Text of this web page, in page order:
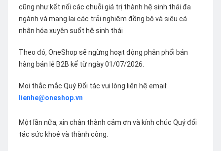
cũng như kết nối các chuỗi giá trị thành hệ sinh thái đa
ngành và mang lại các trải nghiệm đồng bộ và siêu cá
nhân hóa xuyên suốt hệ sinh thái
Theo đó, OneShop sẽ ngừng hoạt động phân phối bán
hàng bán lẻ B2B kể từ ngày 01/07/2026.
Mọi thắc mắc Quý Đối tác vui lòng liên hệ email:
lienhe@oneshop.vn
Một lần nữa, xin chân thành cảm ơn và kính chúc Quý đối
tác sức khoẻ và thành công.